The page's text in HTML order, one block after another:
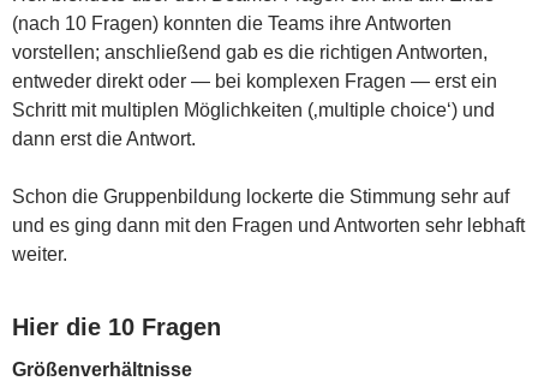
(nach 10 Fragen) konnten die Teams ihre Antworten
vorstellen; anschließend gab es die richtigen Antworten,
entweder direkt oder — bei komplexen Fragen — erst ein
Schritt mit multiplen Möglichkeiten (‚multiple choice‘) und
dann erst die Antwort.
Schon die Gruppenbildung lockerte die Stimmung sehr auf
und es ging dann mit den Fragen und Antworten sehr lebhaft
weiter.
Hier die 10 Fragen
Größenverhältnisse